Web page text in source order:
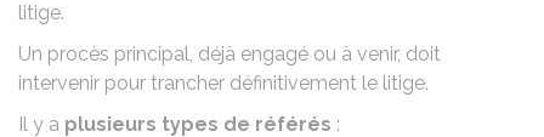
litige.
Un procès principal, déjà engagé ou à venir, doit
intervenir pour trancher définitivement le litige.
Il y a plusieurs types de référés :